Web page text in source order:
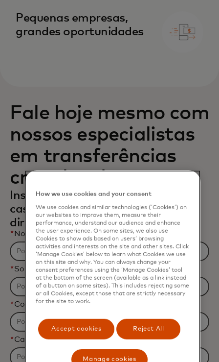
Pequenas empresas,
grandes oportunidades
opens in a new tab
Fale hoje mesmo com
nossos especialistas
em transferências
cross border
Insira seus dados para obter os
casos de uso mais recentes
diretamente em seu email.
* Nome
*Sobrenome
*Correio eletrônico Empresarial
*Cargo
How we use cookies and your consent
We use cookies and similar technologies (‘Cookies’) on
our websites to improve them, measure their
performance, understand our audience and enhance
the user experience. On some sites, we also use
Cookies to show ads based on users’ browsing
activities and interests on the site and other sites. Click
‘Manage Cookies’ below to learn what Cookies we use
on this site and why. You can always change your
consent preferences using the ‘Manage Cookies’ tool
at the bottom of the screen (available as a link instead
of a button on some sites). This includes rejecting some
or all Cookies, except those that are strictly necessary
for the site to work.
Accept cookies Reject All
Manage cookies